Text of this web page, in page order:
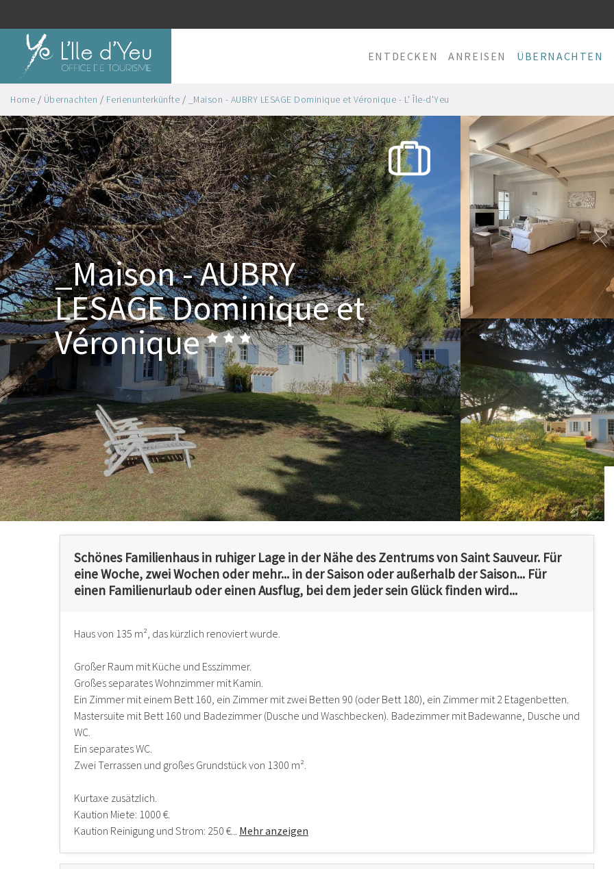
ENTDECKEN ANREISEN ÜBERNACHTEN
Home / Übernachten / Ferienunterkünfte / _Maison - AUBRY LESAGE Dominique et Véronique - L' Île-d'Yeu
_Maison - AUBRY
LESAGE Dominique et
Véronique
Schönes Familienhaus in ruhiger Lage in der Nähe des Zentrums von Saint Sauveur. Für
eine Woche, zwei Wochen oder mehr... in der Saison oder außerhalb der Saison... Für
einen Familienurlaub oder einen Ausflug, bei dem jeder sein Glück finden wird...
Haus von 135 m², das kürzlich renoviert wurde.
Großer Raum mit Küche und Esszimmer.
Großes separates Wohnzimmer mit Kamin.
Ein Zimmer mit einem Bett 160, ein Zimmer mit zwei Betten 90 (oder Bett 180), ein Zimmer mit 2 Etagenbetten.
Mastersuite mit Bett 160 und Badezimmer (Dusche und Waschbecken). Badezimmer mit Badewanne, Dusche und
WC.
Ein separates WC.
Zwei Terrassen und großes Grundstück von 1300 m².
Kurtaxe zusätzlich.
Kaution Miete: 1000 €.
Kaution Reinigung und Strom: 250 €... Mehr anzeigen